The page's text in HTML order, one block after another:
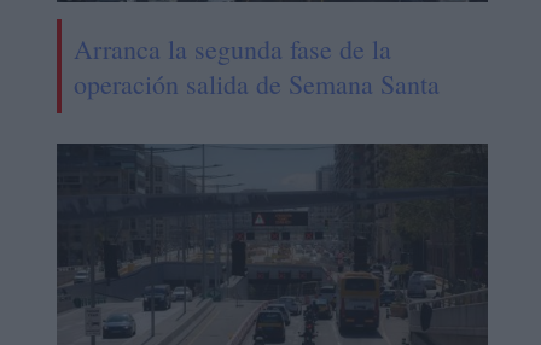
Arranca la segunda fase de la
operación salida de Semana Santa